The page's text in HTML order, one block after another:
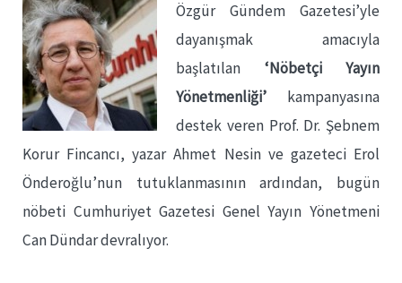
Özgür Gündem Gazetesi’yle
dayanışmak amacıyla
başlatılan ‘Nöbetçi Yayın
Yönetmenliği’ kampanyasına
destek veren Prof. Dr. Şebnem
Korur Fincancı, yazar Ahmet Nesin ve gazeteci Erol
Önderoğlu’nun tutuklanmasının ardından, bugün
nöbeti Cumhuriyet Gazetesi Genel Yayın Yönetmeni
Can Dündar devralıyor.